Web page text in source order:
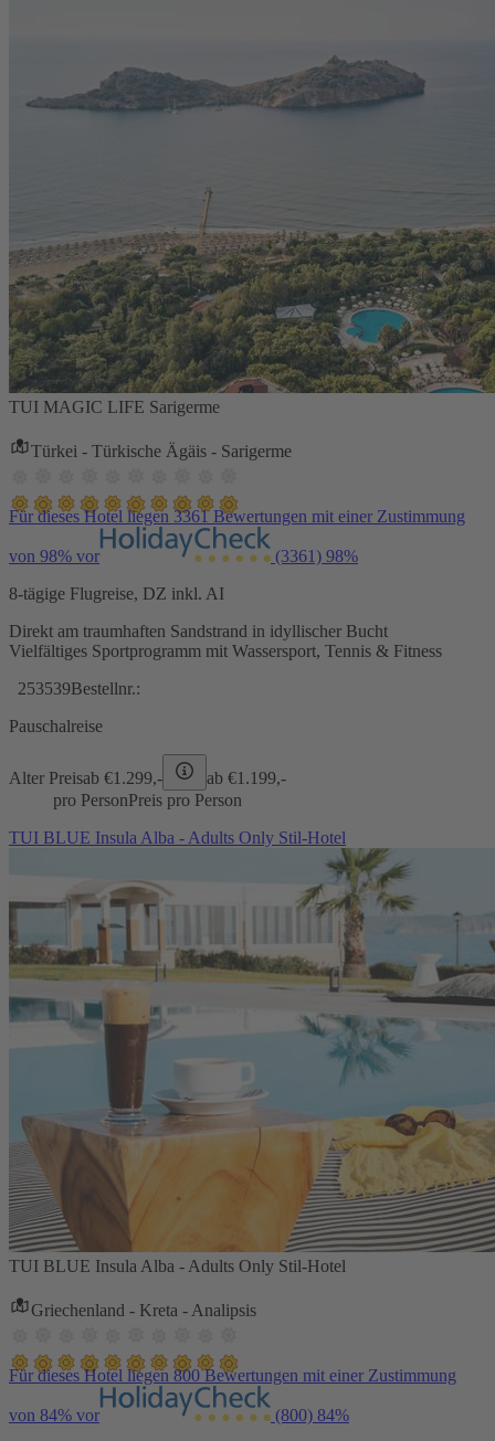
TUI MAGIC LIFE Sarigerme
Türkei - Türkische Ägäis - Sarigerme
Für dieses Hotel liegen 3361 Bewertungen mit einer Zustimmung
von 98% vor (3361) 98%
8-tägige Flugreise, DZ inkl. AI
Direkt am traumhaften Sandstrand in idyllischer Bucht
Vielfältiges Sportprogramm mit Wassersport, Tennis & Fitness
253539Bestellnr.:
Pauschalreise
Alter Preisab €1.299,- ab €1.199,-
pro PersonPreis pro Person
TUI BLUE Insula Alba - Adults Only Stil-Hotel
TUI BLUE Insula Alba - Adults Only Stil-Hotel
Griechenland - Kreta - Analipsis
Für dieses Hotel liegen 800 Bewertungen mit einer Zustimmung
von 84% vor (800) 84%